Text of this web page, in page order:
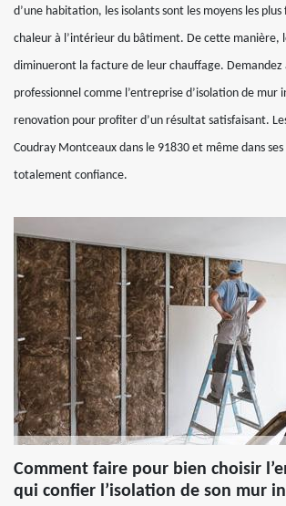
d’une habitation, les isolants sont les moyens les
chaleur à l’intérieur du bâtiment. De cette manière,
diminueront la facture de leur chauffage. Demandez
professionnel comme l’entreprise d’isolation de mur
renovation pour profiter d’un résultat satisfaisant.
Coudray Montceaux dans le 91830 et même dans
totalement confiance.
Comment faire pour bien choisir
qui confier l’isolation de son mur